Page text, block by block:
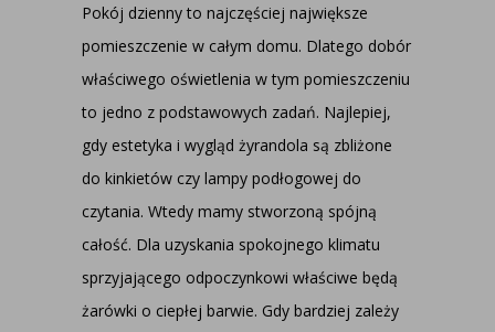
Pokój dzienny to najczęściej największe
pomieszczenie w całym domu. Dlatego dobór
właściwego oświetlenia w tym pomieszczeniu
to jedno z podstawowych zadań. Najlepiej,
gdy estetyka i wygląd żyrandola są zbliżone
do kinkietów czy lampy podłogowej do
czytania. Wtedy mamy stworzoną spójną
całość. Dla uzyskania spokojnego klimatu
sprzyjającego odpoczynkowi właściwe będą
żarówki o ciepłej barwie. Gdy bardziej zależy